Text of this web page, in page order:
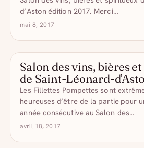
d’Aston édition 2017. Merci…
mai 8, 2017
NOS ÉVÉNEMENTS
Salon des vins, bières
de Saint-Léonard-
Les Fillettes Pompettes sont
heureuses d’être de la partie pour
année consécutive au Salon des…
avril 18, 2017